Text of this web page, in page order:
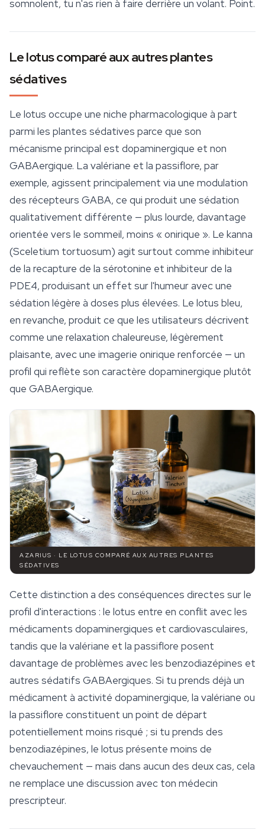
somnolent, tu n'as rien à faire derrière un volant. Point.
Le lotus comparé aux autres plantes
sédatives
Le lotus occupe une niche pharmacologique à part
parmi les plantes sédatives parce que son
mécanisme principal est dopaminergique et non
GABAergique. La valériane et la passiflore, par
exemple, agissent principalement via une modulation
des récepteurs GABA, ce qui produit une sédation
qualitativement différente — plus lourde, davantage
orientée vers le sommeil, moins « onirique ». Le kanna
(Sceletium tortuosum) agit surtout comme inhibiteur
de la recapture de la sérotonine et inhibiteur de la
PDE4, produisant un effet sur l'humeur avec une
sédation légère à doses plus élevées. Le lotus bleu,
en revanche, produit ce que les utilisateurs décrivent
comme une relaxation chaleureuse, légèrement
plaisante, avec une imagerie onirique renforcée — un
profil qui reflète son caractère dopaminergique plutôt
que GABAergique.
AZARIUS · LE LOTUS COMPARÉ AUX AUTRES PLANTES
SÉDATIVES
Cette distinction a des conséquences directes sur le
profil d'interactions : le lotus entre en conflit avec les
médicaments dopaminergiques et cardiovasculaires,
tandis que la valériane et la passiflore posent
davantage de problèmes avec les benzodiazépines et
autres sédatifs GABAergiques. Si tu prends déjà un
médicament à activité dopaminergique, la valériane ou
la passiflore constituent un point de départ
potentiellement moins risqué ; si tu prends des
benzodiazépines, le lotus présente moins de
chevauchement — mais dans aucun des deux cas, cela
ne remplace une discussion avec ton médecin
prescripteur.